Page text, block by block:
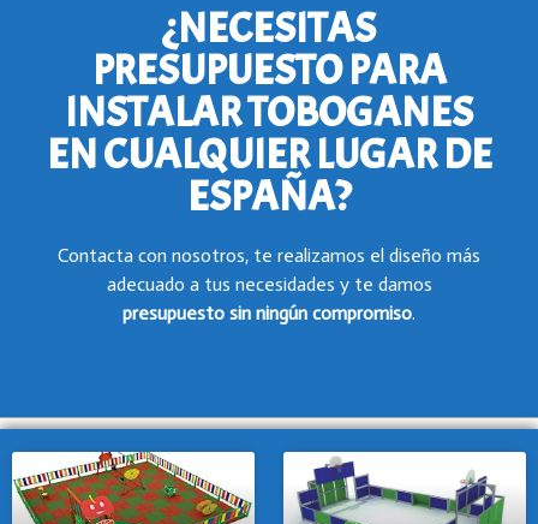
¿NECESITAS
PRESUPUESTO PARA
INSTALAR TOBOGANES
EN CUALQUIER LUGAR DE
ESPAÑA?
Contacta con nosotros, te realizamos el diseño más
adecuado a tus necesidades y te damos
presupuesto sin ningún compromiso.